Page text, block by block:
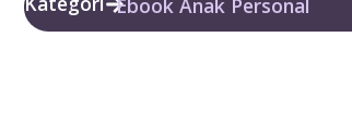
Ebook Anak Personal